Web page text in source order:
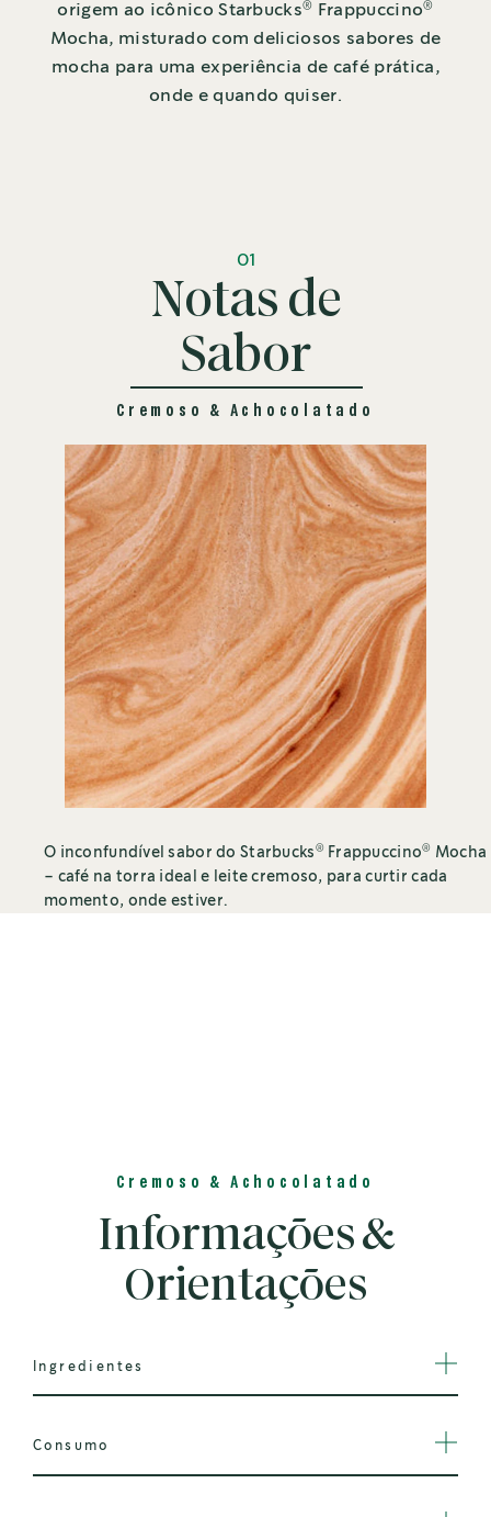
origem ao icônico Starbucks® Frappuccino®
Mocha, misturado com deliciosos sabores de
mocha para uma experiência de café prática,
onde e quando quiser.
01
Notas de
Sabor
Cremoso & Achocolatado
O inconfundível sabor do Starbucks ® Frappuccino®
Mocha
– café na torra ideal e leite cremoso, para curtir cada
momento, onde estiver.
Cremoso & Achocolatado
Informações &
Orientações
Ingredientes
Consumo